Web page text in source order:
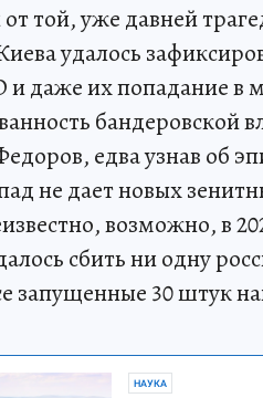
той, уже давней
удалось
даже их попадание в
едва узнав об
не дает новых
возможно, в
сбить ни одну
запущенные 30 штук
НАУКА